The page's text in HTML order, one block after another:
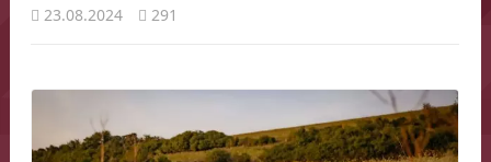
23.08.2024 291